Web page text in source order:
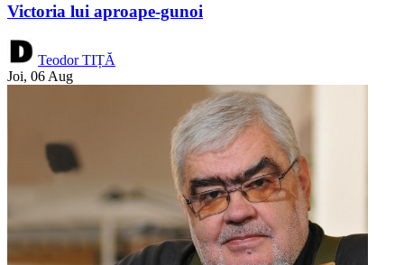
Victoria lui aproape-gunoi
Teodor TIȚĂ
Joi, 06 Aug